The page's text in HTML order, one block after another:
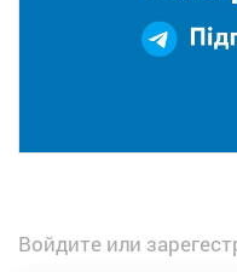
Войдите или